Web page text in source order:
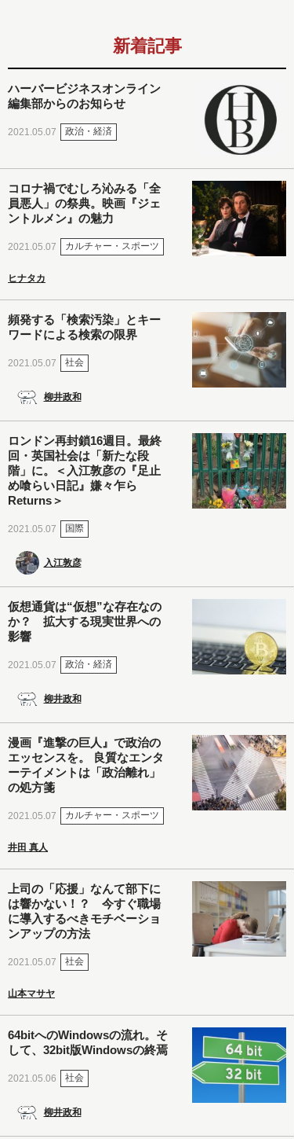
新着記事
ハーバービジネスオンライン
編集部からのお知らせ
2021.05.07 政治・経済
コロナ禍でむしろ沁みる「全
員悪人」の祭典。映画『ジェ
ントルメン』の魅力
2021.05.07 カルチャー・スポーツ
ヒナタカ
頻発する「検索汚染」とキー
ワードによる検索の限界
2021.05.07 社会
柳井政和
ロンドン再封鎖16週目。最終
回・英国社会は「新たな段
階」に。＜入江敦彦の『足止
め喰らい日記』嫌々乍ら
Returns＞
2021.05.07 国際
入江敦彦
仮想通貨は“仮想”な存在なの
か？ 拡大する現実世界への
影響
2021.05.07 政治・経済
柳井政和
漫画『進撃の巨人』で政治の
エッセンスを。 良質なエンタ
ーテイメントは「政治離れ」
の処方箋
2021.05.07 カルチャー・スポーツ
井田 真人
上司の「応援」なんて部下に
は響かない！？ 今すぐ職場
に導入するべきモチベーショ
ンアップの方法
2021.05.07 社会
山本マサヤ
64bitへのWindowsの流れ。そ
して、32bit版Windowsの終焉
2021.05.06 社会
柳井政和